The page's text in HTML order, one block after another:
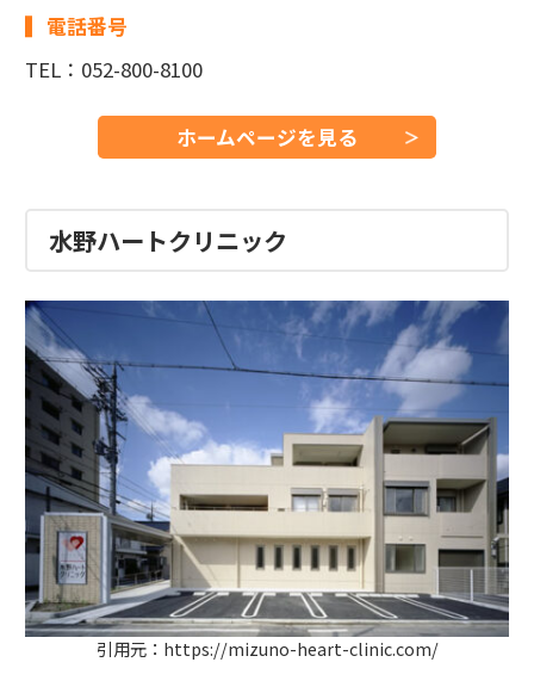
電話番号
TEL：052-800-8100
ホームページを見る
水野ハートクリニック
引用元：https://mizuno-heart-clinic.com/